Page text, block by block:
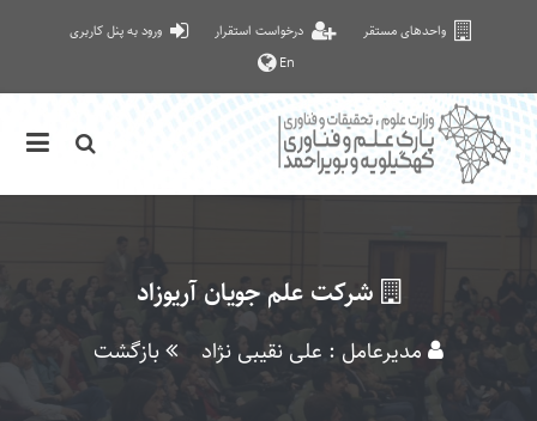
واحدهای مستقر درخواست استقرار
ورود به پنل کاربری
En
شرکت علم جویان آریوزاد
مدیرعامل : علی نقیبی نژاد بازگشت